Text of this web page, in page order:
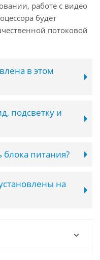
работе с видео
будет
потоковой
в этом
подсветку и
питания?
на